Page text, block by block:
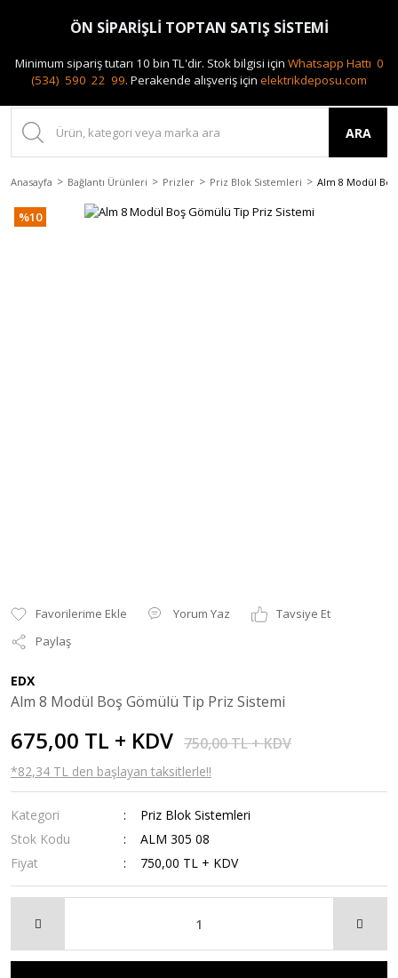
0(212) 240 87 88
ARA
Anasayfa Bağlantı Ürünleri Prizler Priz Blok Sistemleri Alm 8 Modül
%10
Yorum Yaz
Tavsiye Et
Paylaş
EDX
Alm 8 Modül Boş Gömülü Tip Priz Sistemi
675,00 TL + KDV 750,00 TL + KDV
*82,34 TL den başlayan taksitlerle!!
Kategori
Priz Blok Sistemleri
Stok Kodu
ALM 305 08
Fiyat
750,00 TL + KDV
ÖN SİPARİŞLİ TOPTAN SATIŞ SİSTEMİ
Minimum sipariş tutarı 10 bin TL'dir. Stok bilgisi için Whatsapp Hattı 0
(534) 590 22 99. Perakende alışveriş için elektrikdeposu.com